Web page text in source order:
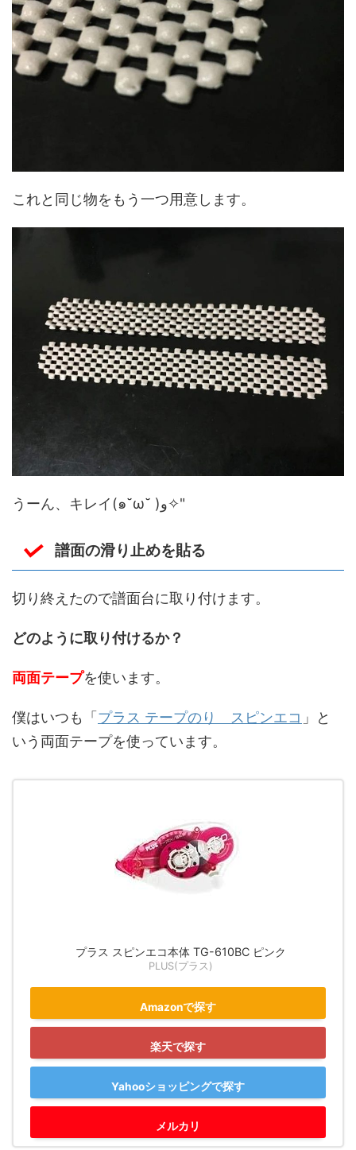
これと同じ物をもう一つ用意します。
うーん、キレイ(๑˘ω˘ )و✧"
譜面の滑り止めを貼る
切り終えたので譜面台に取り付けます。
どのように取り付けるか？
両面テープを使います。
僕はいつも「 プラス テープのり スピンエコ 」と
いう両面テープを使っています。
プラス スピンエコ本体 TG-610BC ピンク
PLUS(プラス)
Amazonで探す
楽天で探す
Yahooショッピングで探す
メルカリ